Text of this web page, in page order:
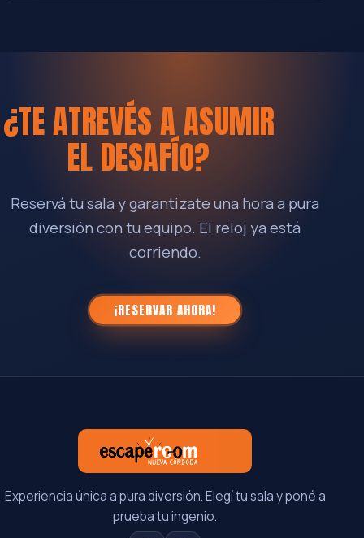
¿TE ATREVÉS A ASUMIR
EL DESAFÍO?
Reservá tu sala y garantizate una hora a pura
diversión con tu equipo. El reloj ya está
corriendo.
¡RESERVAR AHORA!
Experiencia única a pura diversión. Elegí tu sala y poné a
prueba tu ingenio.